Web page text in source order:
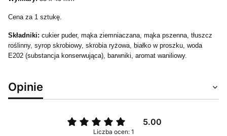
Cena za 1 sztukę.
Składniki: cukier puder, mąka ziemniaczana, mąka pszenna, tłuszcz
roślinny, syrop skrobiowy, skrobia ryżowa, białko w proszku, woda
E202 (substancja konserwująca), barwniki, aromat waniliowy.
Opinie
5.00
Liczba ocen: 1